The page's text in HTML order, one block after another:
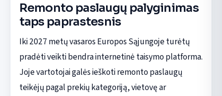
Remonto paslaugų palyginimas
taps paprastesnis
Iki 2027 metų vasaros Europos Sąjungoje turėtų
pradėti veikti bendra internetinė taisymo platforma.
Joje vartotojai galės ieškoti remonto paslaugų
teikėjų pagal prekių kategoriją, vietovę ar